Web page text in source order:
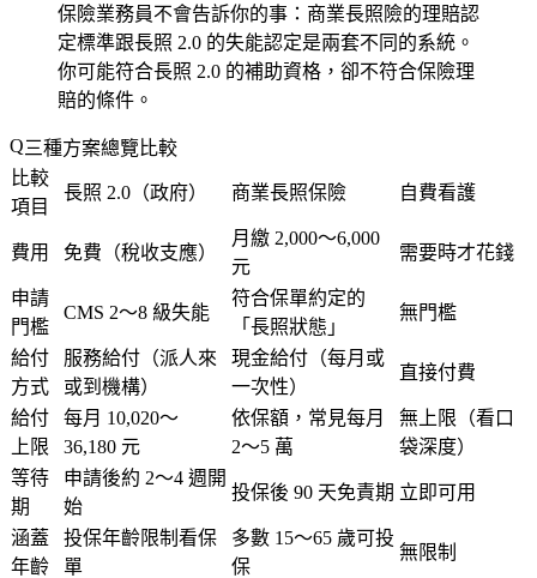
保險業務員不會告訴你的事：商業長照險的理賠認
定標準跟長照 2.0 的失能認定是兩套不同的系統。
你可能符合長照 2.0 的補助資格，卻不符合保險理
賠的條件。
三種方案總覽比較
比較
項目
長照 2.0（政府） 商業長照保險 自費看護
費用 免費（稅收支應）
月繳 2,000～6,000
元
需要時才花錢
申請
門檻
CMS 2～8 級失能
符合保單約定的
「長照狀態」
無門檻
給付
方式
服務給付（派人來
或到機構）
現金給付（每月或
一次性）
直接付費
給付
上限
每月 10,020～
36,180 元
依保額，常見每月
2～5 萬
無上限（看口
袋深度）
等待
期
申請後約 2～4 週開
始
投保後 90 天免責期 立即可用
涵蓋
年齡
投保年齡限制看保
單
多數 15～65 歲可投
保
無限制